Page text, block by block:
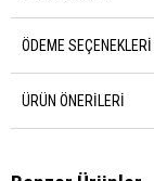
ÖDEME SEÇENEKLERI
ÜRÜN ÖNERILERI